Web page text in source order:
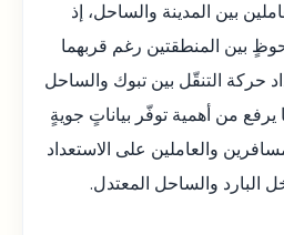
بين المدينة والساحل، إذ
بين المنطقتين رغم قربهما
حركة التنقّل بين تبوك والساحل
من أهمية توفّر بياناتٍ جويةٍ
والعاملين على الاستعداد
البارد والساحل المعتدل.